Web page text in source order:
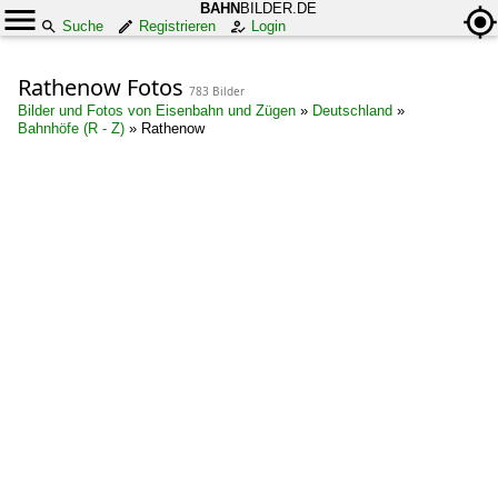
BAHN BILDER.DE
Suche
Registrieren Login
Rathenow Fotos 783 Bilder
Bilder und Fotos von Eisenbahn und Zügen » Deutschland »
Bahnhöfe (R - Z) » Rathenow